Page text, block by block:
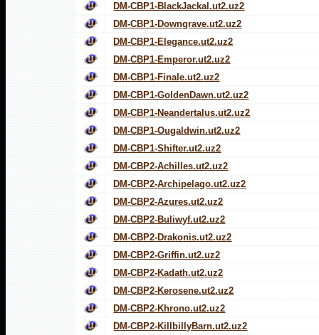
DM-CBP1-BlackJackal.ut2.uz2
DM-CBP1-Downgrave.ut2.uz2
DM-CBP1-Elegance.ut2.uz2
DM-CBP1-Emperor.ut2.uz2
DM-CBP1-Finale.ut2.uz2
DM-CBP1-GoldenDawn.ut2.uz2
DM-CBP1-Neandertalus.ut2.uz2
DM-CBP1-Ougaldwin.ut2.uz2
DM-CBP1-Shifter.ut2.uz2
DM-CBP2-Achilles.ut2.uz2
DM-CBP2-Archipelago.ut2.uz2
DM-CBP2-Azures.ut2.uz2
DM-CBP2-Buliwyf.ut2.uz2
DM-CBP2-Drakonis.ut2.uz2
DM-CBP2-Griffin.ut2.uz2
DM-CBP2-Kadath.ut2.uz2
DM-CBP2-Kerosene.ut2.uz2
DM-CBP2-Khrono.ut2.uz2
DM-CBP2-KillbillyBarn.ut2.uz2